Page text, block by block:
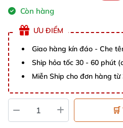
Còn hàng
ƯU ĐIỂM
Giao hàng kín đáo - Che
Ship hỏa tốc 30 - 60 phút
Miễn Ship cho đơn hàng từ